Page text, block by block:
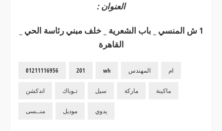
العنوان :
1 ش المنسي _ باب الشعرية _ خلف مبني رئاسة الحي _
القاهرة
01211116956 201 wh المهندس ام
اندكشن تـوباك سيل ماركة ماكينة
منــسى موديل يدوي